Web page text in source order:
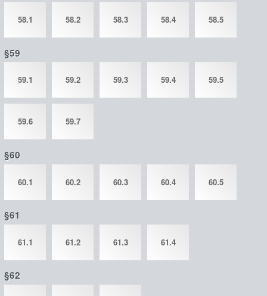
58.1 58.2 58.3 58.4 58.5
§59
59.1 59.2 59.3 59.4 59.5
59.6 59.7
§60
60.1 60.2 60.3 60.4 60.5
§61
61.1 61.2 61.3 61.4
§62